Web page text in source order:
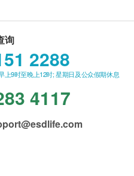
询
2288
上9时至晚上12时; 星期日及公众假期休息
4117